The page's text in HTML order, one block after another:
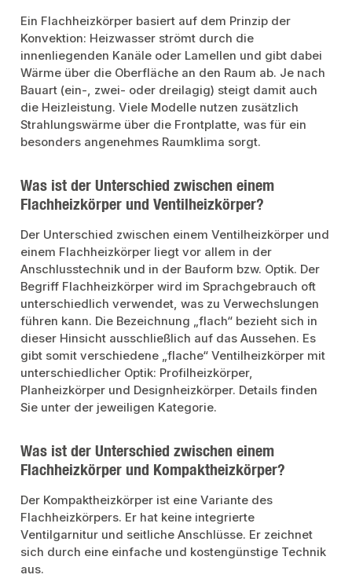
Ein Flachheizkörper basiert auf dem Prinzip der
Konvektion: Heizwasser strömt durch die
innenliegenden Kanäle oder Lamellen und gibt dabei
Wärme über die Oberfläche an den Raum ab. Je nach
Bauart (ein-, zwei- oder dreilagig) steigt damit auch
die Heizleistung. Viele Modelle nutzen zusätzlich
Strahlungswärme über die Frontplatte, was für ein
besonders angenehmes Raumklima sorgt.
Was ist der Unterschied zwischen einem
Flachheizkörper und Ventilheizkörper?
Der Unterschied zwischen einem Ventilheizkörper und
einem Flachheizkörper liegt vor allem in der
Anschlusstechnik und in der Bauform bzw. Optik. Der
Begriff Flachheizkörper wird im Sprachgebrauch oft
unterschiedlich verwendet, was zu Verwechslungen
führen kann. Die Bezeichnung „flach“ bezieht sich in
dieser Hinsicht ausschließlich auf das Aussehen. Es
gibt somit verschiedene „flache“ Ventilheizkörper mit
unterschiedlicher Optik: Profilheizkörper,
Planheizkörper und Designheizkörper. Details finden
Sie unter der jeweiligen Kategorie.
Was ist der Unterschied zwischen einem
Flachheizkörper und Kompaktheizkörper?
Der Kompaktheizkörper ist eine Variante des
Flachheizkörpers. Er hat keine integrierte
Ventilgarnitur und seitliche Anschlüsse. Er zeichnet
sich durch eine einfache und kostengünstige Technik
aus.